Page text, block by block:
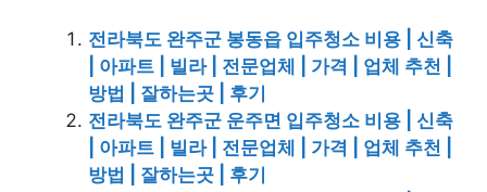
전라북도 완주군 봉동읍 입주청소 비용 | 신축
| 아파트 | 빌라 | 전문업체 | 가격 | 업체 추천 |
방법 | 잘하는곳 | 후기
전라북도 완주군 운주면 입주청소 비용 | 신축
| 아파트 | 빌라 | 전문업체 | 가격 | 업체 추천 |
방법 | 잘하는곳 | 후기